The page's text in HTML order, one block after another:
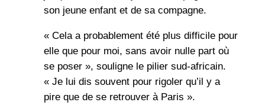
son jeune enfant et de sa compagne.
« Cela a probablement été plus difficile pour
elle que pour moi, sans avoir nulle part où
se poser », souligne le pilier sud-africain.
« Je lui dis souvent pour rigoler qu’il y a
pire que de se retrouver à Paris ».